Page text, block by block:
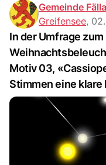
Gemeinde
Greifensee,
In der Umfrage
Motiv 03,
Stimmen eine klare